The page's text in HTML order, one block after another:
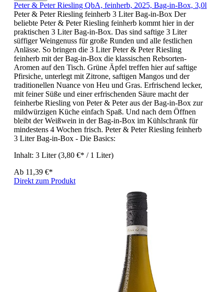
Peter & Peter Riesling QbA, feinherb, 2025, Bag-in-Box, 3,0l
Peter & Peter Riesling feinherb 3 Liter Bag-in-Box Der
beliebte Peter & Peter Riesling feinherb kommt hier in der
praktischen 3 Liter Bag-in-Box. Das sind saftige 3 Liter
süffiger Weingenuss für große Runden und alle festlichen
Anlässe. So bringen die 3 Liter Peter & Peter Riesling
feinherb mit der Bag-in-Box die klassischen Rebsorten-
Aromen auf den Tisch. Grüne Äpfel treffen hier auf saftige
Pfirsiche, unterlegt mit Zitrone, saftigen Mangos und der
traditionellen Nuance von Heu und Gras. Erfrischend lecker,
mit feiner Süße und einer erfrischenden Säure macht der
feinherbe Riesling von Peter & Peter aus der Bag-in-Box zur
mildwürzigen Küche einfach Spaß. Und nach dem Öffnen
bleibt der Weißwein in der Bag-in-Box im Kühlschrank für
mindestens 4 Wochen frisch. Peter & Peter Riesling feinherb
3 Liter Bag-in-Box - Die Basics:
Inhalt: 3 Liter(3,80 €* / 1 Liter)
Ab 11,39 €*
Direkt zum Produkt